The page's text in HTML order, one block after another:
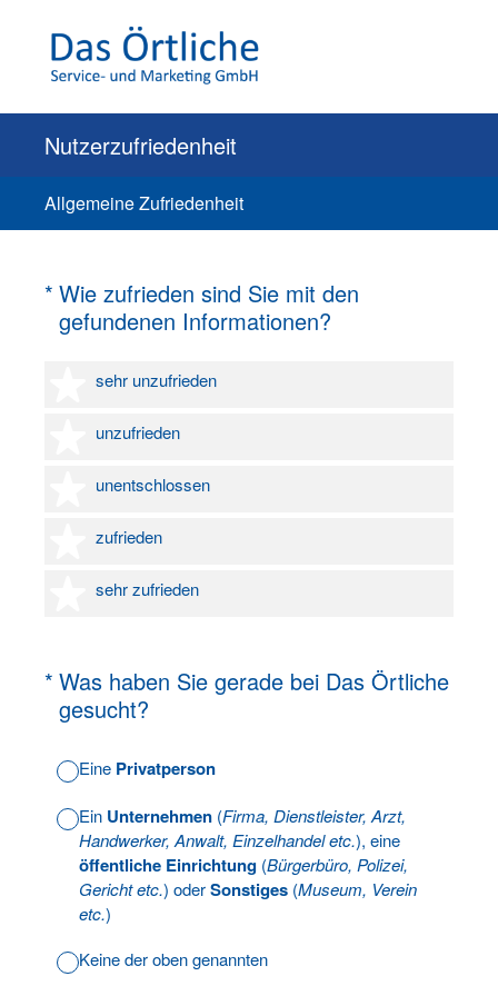
Nutzerzufriedenheit
Allgemeine Zufriedenheit
* Wie zufrieden sind Sie mit den
gefundenen Informationen?
(Erforderlich.)
sehr unzufrieden
1 Stern
unzufrieden
2 Sterne
unentschlossen
3 Sterne
zufrieden
4 Sterne
sehr zufrieden
5 Sterne
* Was haben Sie gerade bei Das Örtliche
gesucht?
(Erforderlich.)
Eine Privatperson
Ein Unternehmen (Firma, Dienstleister, Arzt,
Handwerker, Anwalt, Einzelhandel etc.), eine
öffentliche Einrichtung (Bürgerbüro, Polizei,
Gericht etc.) oderSonstiges (Museum, Verein
etc.)
Keine der oben genannten